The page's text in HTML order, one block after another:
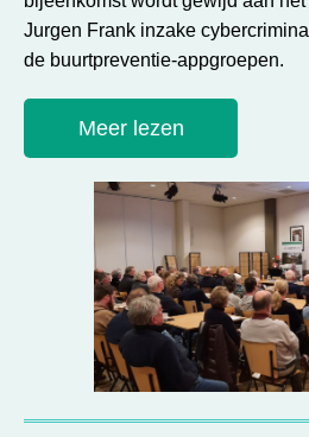
Jurgen Frank inzake
de buurtpreventie-appgroepen.
Meer lezen